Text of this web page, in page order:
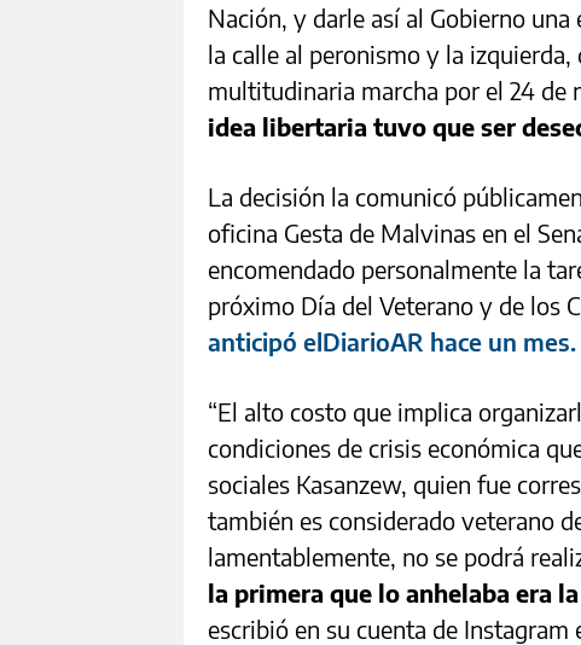
Nación, y darle así al Gobierno
la calle al peronismo y la
multitudinaria marcha por el 24 de
idea libertaria tuvo que ser
La decisión la comunicó
oficina Gesta de Malvinas en el
encomendado personalmente la
próximo Día del Veterano y de los
anticipó elDiarioAR hace un mes.
“El alto costo que implica
condiciones de crisis económica
sociales Kasanzew, quien fue
también es considerado veterano
lamentablemente, no se podrá
la primera que lo anhelaba era
escribió en su cuenta de